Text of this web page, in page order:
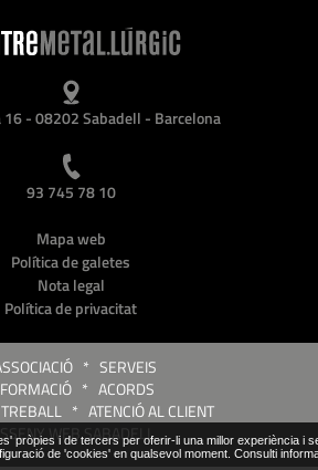
pròpies i de tercers per oferir-li una millor experiència
de 'cookies' en qualsevol moment. Consulti
- 08202 Sabadell - Barcelona
93 745 78 10
Mapa web
Política de galetes
Nota legal
Política de privacitat
* SERVEIS
* ACORDS
* ATENCIÓ AL CLIENT
WEB SABADELL